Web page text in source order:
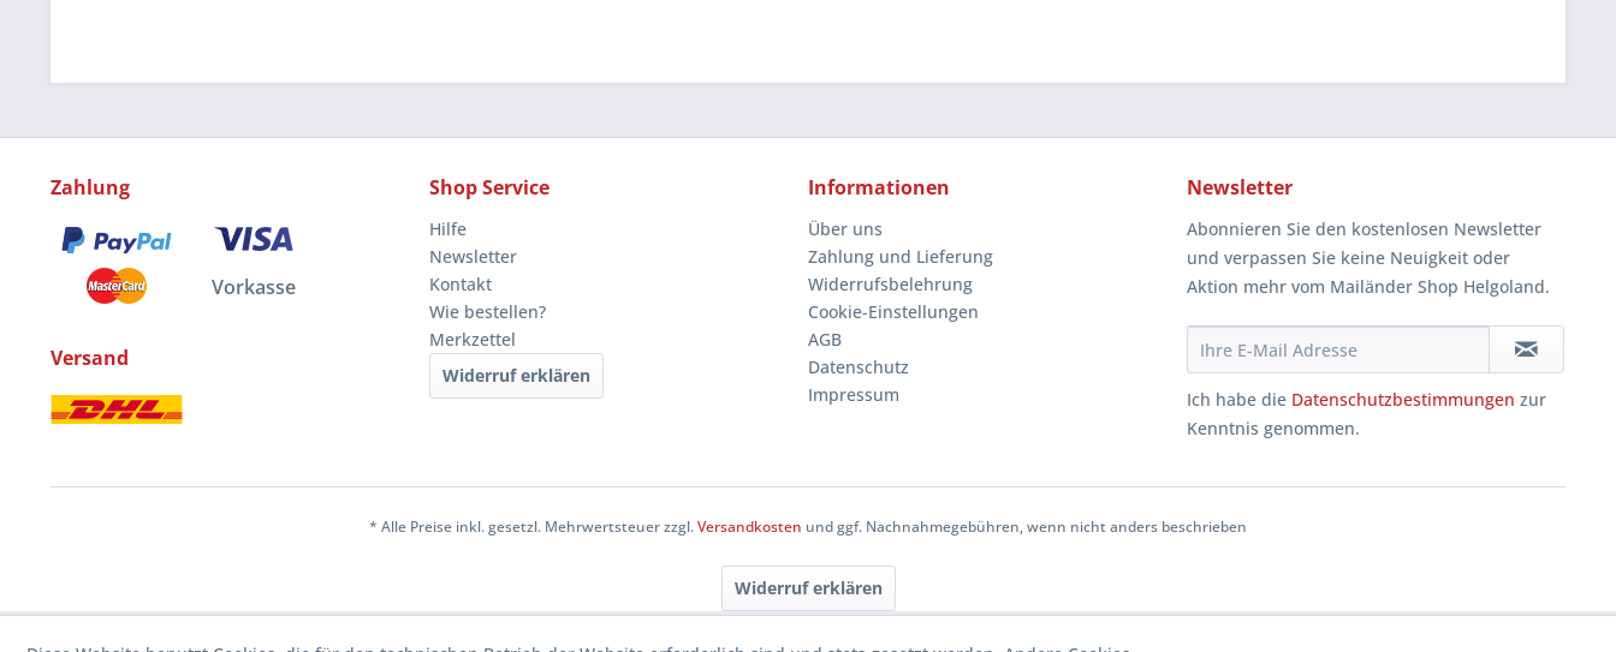
Zahlung
Vorkasse
Versand
Shop Service
Hilfe
Newsletter
Kontakt
Wie bestellen?
Merkzettel
Widerruf erklären
Informationen
Über uns
Zahlung und Lieferung
Widerrufsbelehrung
Cookie-Einstellungen
AGB
Datenschutz
Impressum
Newsletter
Abonnieren Sie den kostenlosen Newsletter
und verpassen Sie keine Neuigkeit oder
Aktion mehr vom Mailänder Shop Helgoland.
Ich habe die Datenschutzbestimmungen zur
Kenntnis genommen.
* Alle Preise inkl. gesetzl. Mehrwertsteuer zzgl.Versandkosten und ggf. Nachnahmegebühren, wenn nicht anders beschrieben
Widerruf erklären